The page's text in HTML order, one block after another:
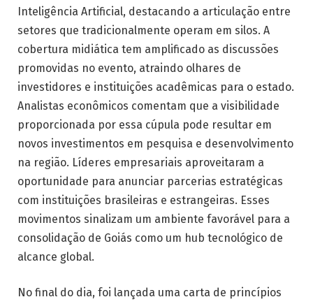
Inteligência Artificial, destacando a articulação entre
setores que tradicionalmente operam em silos. A
cobertura midiática tem amplificado as discussões
promovidas no evento, atraindo olhares de
investidores e instituições acadêmicas para o estado.
Analistas econômicos comentam que a visibilidade
proporcionada por essa cúpula pode resultar em
novos investimentos em pesquisa e desenvolvimento
na região. Líderes empresariais aproveitaram a
oportunidade para anunciar parcerias estratégicas
com instituições brasileiras e estrangeiras. Esses
movimentos sinalizam um ambiente favorável para a
consolidação de Goiás como um hub tecnológico de
alcance global.
No final do dia, foi lançada uma carta de princípios